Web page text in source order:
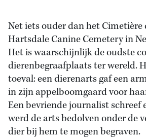
Net iets ouder dan het Cimetière
Hartsdale Canine Cemetery in
Het is waarschijnlijk de oudste
dierenbegraafplaats ter wereld.
toeval: een dierenarts gaf een
in zijn appelboomgaard voor
Een bevriende journalist schreef
werd de arts bedolven onder de
dier bij hem te mogen begraven.